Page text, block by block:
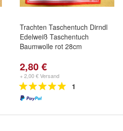
Trachten Taschentuch Dirndl
Edelweiß Taschentuch
Baumwolle rot 28cm
2,80 €
+ 2,00 € Versand
1